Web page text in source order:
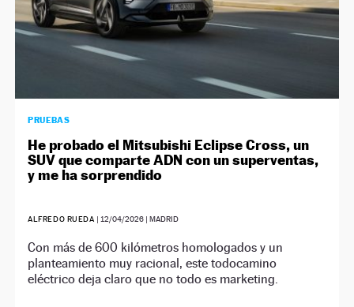
PRUEBAS
He probado el Mitsubishi Eclipse Cross, un
SUV que comparte ADN con un superventas,
y me ha sorprendido
ALFREDO RUEDA | 12/04/2026| MADRID
Con más de 600 kilómetros homologados y un
planteamiento muy racional, este todocamino
eléctrico deja claro que no todo es marketing.